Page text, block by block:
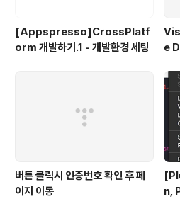
[Appspresso]CrossPlatf
orm 개발하기.1 - 개발환경 세팅
e
버튼 클릭시 인증번호 확인 후 페
이지 이동
n,